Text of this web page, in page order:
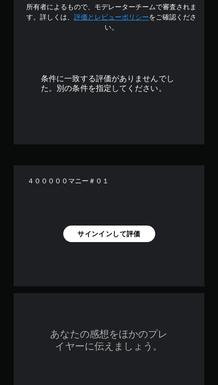
.
所有者によるもので、モデレーターチームで審査されま
す。詳しくは、 評価とレビューポリシーをご確認くださ
い。
条件に一致する評価がありませんでし
た。別の条件を指定してください。
４０００００マニー＃０１
サインインして評価
あなたの感想をほかのプレ
イヤーに伝えましょう。